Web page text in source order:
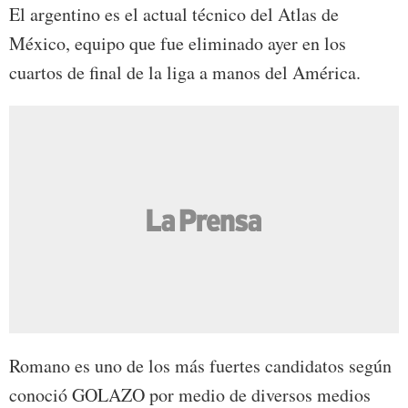
El argentino es el actual técnico del Atlas de
México, equipo que fue eliminado ayer en los
cuartos de final de la liga a manos del América.
Romano es uno de los más fuertes candidatos según
conoció GOLAZO por medio de diversos medios